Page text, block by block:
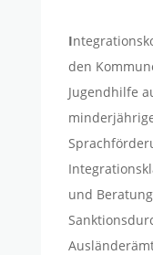
I
den
Jugendhilfe
und